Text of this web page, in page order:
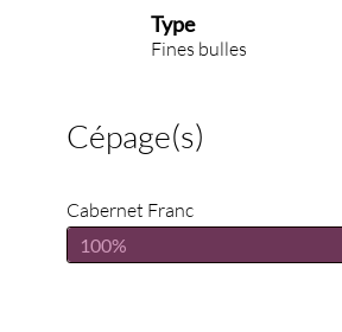
Type
Fines bulles
Cépage(s)
Cabernet Franc
100%